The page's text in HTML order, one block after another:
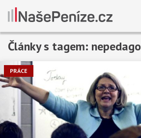
Články s tagem:
PRÁCE